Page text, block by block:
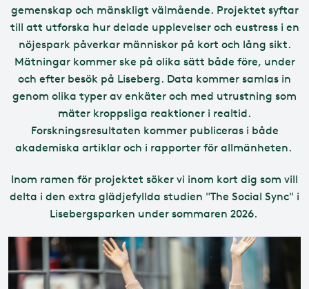
gemenskap och mänskligt välmående. Projektet syftar
till att utforska hur delade upplevelser och eustress i en
nöjespark påverkar människor på kort och lång sikt.
Mätningar kommer ske på olika sätt både före, under
och efter besök på Liseberg. Data kommer samlas in
genom olika typer av enkäter och med utrustning som
mäter kroppsliga reaktioner i realtid.
Forskningsresultaten kommer publiceras i både
akademiska artiklar och i rapporter för allmänheten.
Inom ramen för projektet söker vi inom kort dig som vill
delta i den extra glädjefyllda studien "The Social Sync" i
Lisebergsparken under sommaren 2026.